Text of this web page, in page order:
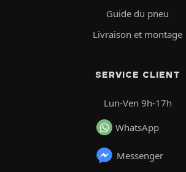
Guide du pneu
Livraison et montage
SERVICE CLIENT
Lun-Ven 9h-17h
WhatsApp
Messenger